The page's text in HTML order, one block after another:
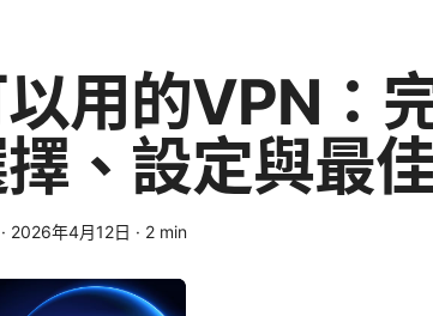
用的VPN：
、設定與最
· 2026年4月12日 · 2 min